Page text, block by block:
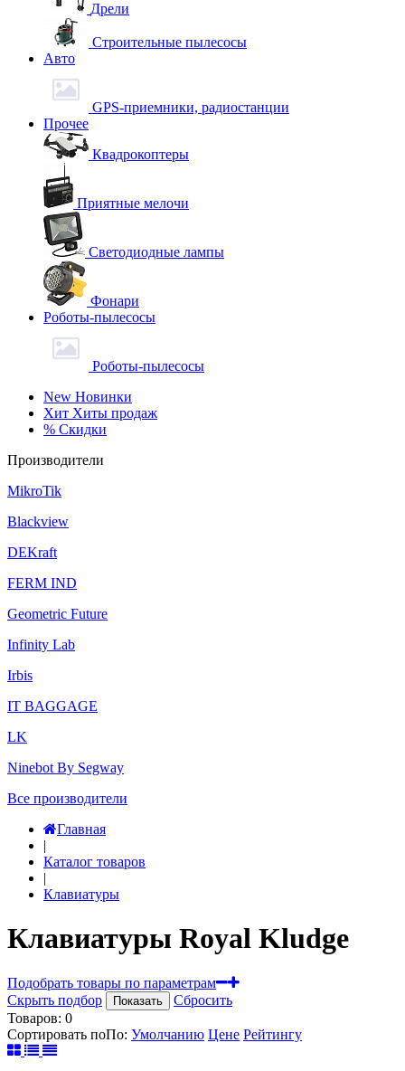
Дрели
Строительные пылесосы
Авто
GPS-приемники, радиостанции
Прочее
Квадрокоптеры
Приятные мелочи
Светодиодные лампы
Фонари
Роботы-пылесосы
Роботы-пылесосы
New Новинки
Хит Хиты продаж
% Скидки
Производители
MikroTik
Blackview
DEKraft
FERM IND
Geometric Future
Infinity Lab
Irbis
IT BAGGAGE
LK
Ninebot By Segway
Все производители
Главная
|
Каталог товаров
|
Клавиатуры
Клавиатуры Royal Kludge
Подобрать товары по параметрам
Скрыть подбор
Показать
Сбросить
Товаров: 0
Сортировать поПо: Умолчанию Цене Рейтингу